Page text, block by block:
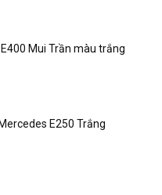
Mui Trần màu trắng
E250 Trắng